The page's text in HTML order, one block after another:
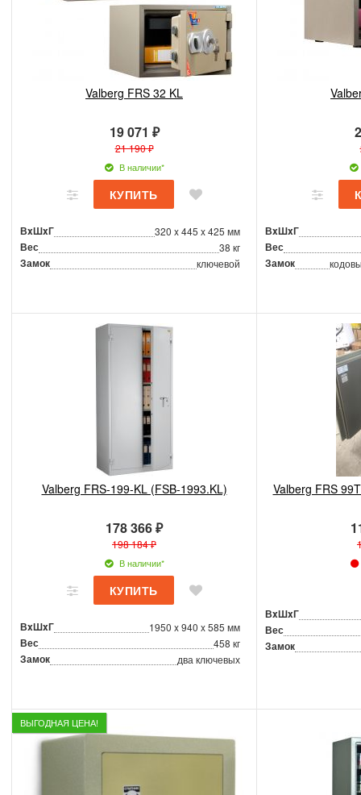
Valberg FRS 32 KL
19 071 ₽
21 190 ₽
В наличии*
ВxШxГ 320 x 445 x 425 мм
Вес 38 кг
Замок ключевой
ВxШxГ
Вес
Замок
Valberg FRS-199-KL (FSB-1993.KL)
178 366 ₽
198 184 ₽
В наличии*
ВxШxГ 1950 x 940 x 585 мм
Вес 458 кг
Замок два ключевых
Valberg FRS
ВxШxГ
Вес
Замок
ВЫГОДНАЯ ЦЕНА!